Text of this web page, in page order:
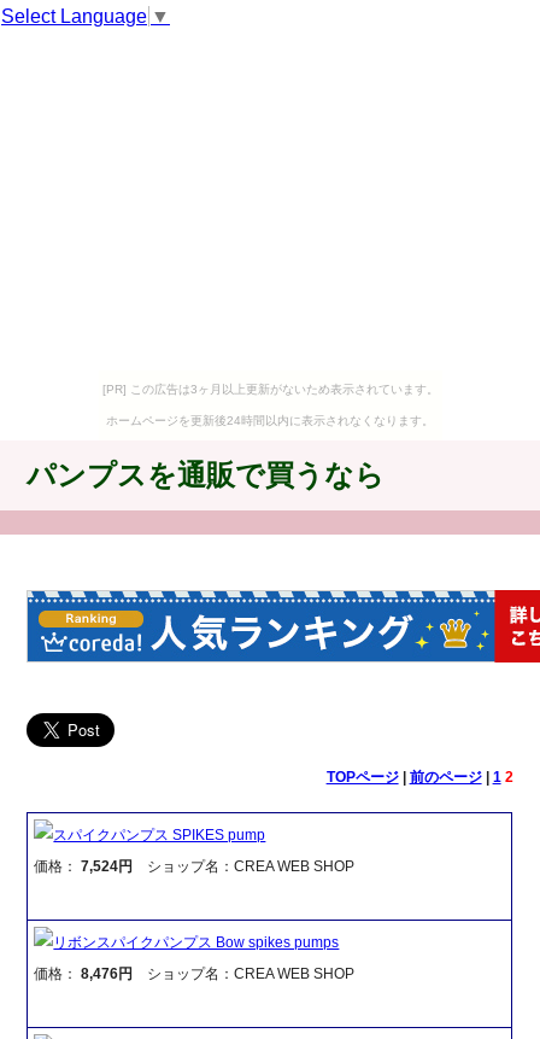
Select Language ▼
[PR] この広告は3ヶ月以上更新がないため表示されています。
ホームページを更新後24時間以内に表示されなくなります。
パンプスを通販で買うなら
TOPページ| 前のページ| 1 2
スパイクパンプス SPIKES pump
価格：7,524円 ショップ名：CREA WEB SHOP
リボンスパイクパンプス Bow spikes pumps
価格：8,476円 ショップ名：CREA WEB SHOP